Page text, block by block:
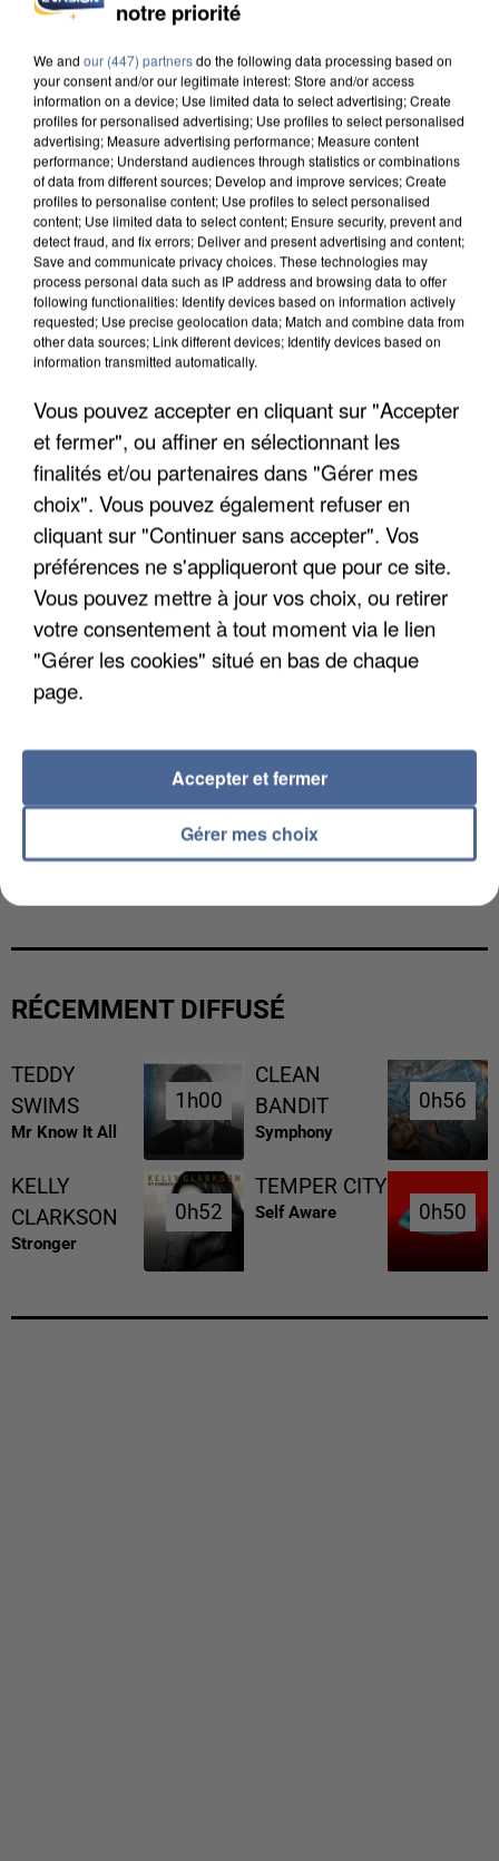
INCENDIES : L’ÎLE-DE-FRANCE LANCE UN ÉLAN
DE SOLIDARITÉ AVEC LES...
APRÈS TOUTES CES CANICULES, LES REFUGES
DE FAUNE SAUVAGE SONT...
L’UN DES FONDATEURS SUPPOSÉS DE LA DZ
RÉCEMMENT DIFFUSÉ
TEDDY
SWIMS
Mr Know It All
1h00
1h00
CLEAN
BANDIT
Symphony
0h56
0h56
KELLY
CLARKSON
Stronger
0h52
0h52
TEMPER CITY
Self Aware 0h50
0h50
notre priorité
We and our (447) partnersdo the following data processing based on
your consent and/or our legitimate interest: Store and/or access
information on a device; Use limited data to select advertising; Create
profiles for personalised advertising; Use profiles to select personalised
advertising; Measure advertising performance; Measure content
performance; Understand audiences through statistics or combinations
of data from different sources; Develop and improve services; Create
profiles to personalise content; Use profiles to select personalised
content; Use limited data to select content; Ensure security, prevent and
detect fraud, and fix errors; Deliver and present advertising and content;
Save and communicate privacy choices. These technologies may
process personal data such as IP address and browsing data to offer
following functionalities: Identify devices based on information actively
requested; Use precise geolocation data; Match and combine data from
other data sources; Link different devices; Identify devices based on
information transmitted automatically.
Vous pouvez accepter en cliquant sur "Accepter
et fermer", ou affiner en sélectionnant les
finalités et/ou partenaires dans "Gérer mes
choix". Vous pouvez également refuser en
cliquant sur "Continuer sans accepter". Vos
préférences ne s'appliqueront que pour ce site.
Vous pouvez mettre à jour vos choix, ou retirer
votre consentement à tout moment via le lien
"Gérer les cookies" situé en bas de chaque
page.
Gérer mes choix
Accepter et fermer